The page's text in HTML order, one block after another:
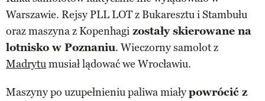
Warszawie. Rejsy PLL LOT z Bukaresztu i Stambułu
oraz maszyna z Kopenhagi zostały skierowane na
lotnisko w Poznaniu. Wieczorny samolot z
Madrytumusiał lądować we Wrocławiu.
Maszyny po uzupełnieniu paliwa miałypowrócić z